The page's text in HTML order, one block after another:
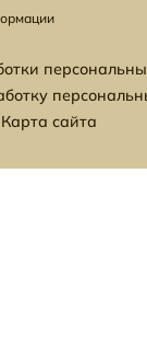
Карта сайта